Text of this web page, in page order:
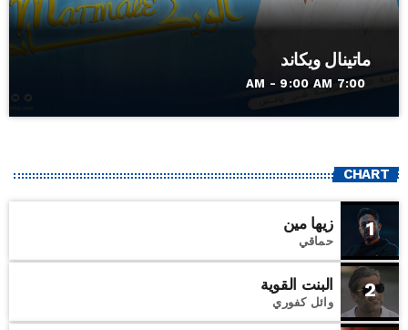
ماتينال ويكاند
7:00 AM - 9:00 AM
CHART
1 زيها مين
حماقي
2 البنت القوية
وائل كفوري